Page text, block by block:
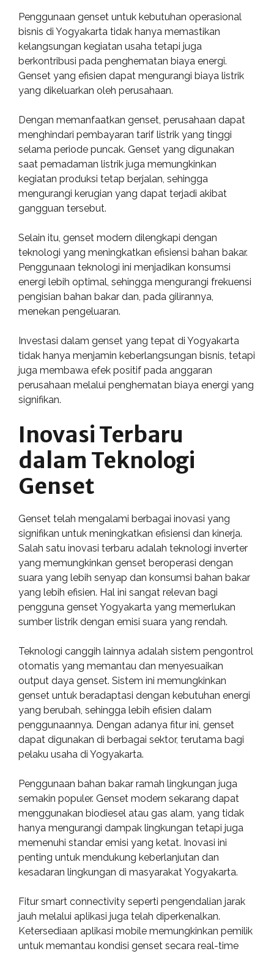
Penggunaan genset untuk kebutuhan operasional
bisnis di Yogyakarta tidak hanya memastikan
kelangsungan kegiatan usaha tetapi juga
berkontribusi pada penghematan biaya energi.
Genset yang efisien dapat mengurangi biaya listrik
yang dikeluarkan oleh perusahaan.
Dengan memanfaatkan genset, perusahaan dapat
menghindari pembayaran tarif listrik yang tinggi
selama periode puncak. Genset yang digunakan
saat pemadaman listrik juga memungkinkan
kegiatan produksi tetap berjalan, sehingga
mengurangi kerugian yang dapat terjadi akibat
gangguan tersebut.
Selain itu, genset modern dilengkapi dengan
teknologi yang meningkatkan efisiensi bahan bakar.
Penggunaan teknologi ini menjadikan konsumsi
energi lebih optimal, sehingga mengurangi frekuensi
pengisian bahan bakar dan, pada gilirannya,
menekan pengeluaran.
Investasi dalam genset yang tepat di Yogyakarta
tidak hanya menjamin keberlangsungan bisnis, tetapi
juga membawa efek positif pada anggaran
perusahaan melalui penghematan biaya energi yang
signifikan.
Inovasi Terbaru
dalam Teknologi
Genset
Genset telah mengalami berbagai inovasi yang
signifikan untuk meningkatkan efisiensi dan kinerja.
Salah satu inovasi terbaru adalah teknologi inverter
yang memungkinkan genset beroperasi dengan
suara yang lebih senyap dan konsumsi bahan bakar
yang lebih efisien. Hal ini sangat relevan bagi
pengguna genset Yogyakarta yang memerlukan
sumber listrik dengan emisi suara yang rendah.
Teknologi canggih lainnya adalah sistem pengontrol
otomatis yang memantau dan menyesuaikan
output daya genset. Sistem ini memungkinkan
genset untuk beradaptasi dengan kebutuhan energi
yang berubah, sehingga lebih efisien dalam
penggunaannya. Dengan adanya fitur ini, genset
dapat digunakan di berbagai sektor, terutama bagi
pelaku usaha di Yogyakarta.
Penggunaan bahan bakar ramah lingkungan juga
semakin populer. Genset modern sekarang dapat
menggunakan biodiesel atau gas alam, yang tidak
hanya mengurangi dampak lingkungan tetapi juga
memenuhi standar emisi yang ketat. Inovasi ini
penting untuk mendukung keberlanjutan dan
kesadaran lingkungan di masyarakat Yogyakarta.
Fitur smart connectivity seperti pengendalian jarak
jauh melalui aplikasi juga telah diperkenalkan.
Ketersediaan aplikasi mobile memungkinkan pemilik
untuk memantau kondisi genset secara real-time